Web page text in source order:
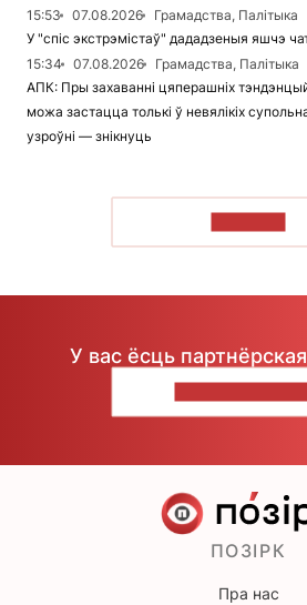
15:53
07.08.2026
Грамадства, Палітыка
У "спіс экстрэмістаў" дададзеныя яшчэ
15:34
07.08.2026
Грамадства, Палітыка
АПК: Пры захаванні цяперашніх
можа застацца толькі ў невялікіх
узроўні — знікнуць
У вас ёсць
ПОЗІРК
Пра нас